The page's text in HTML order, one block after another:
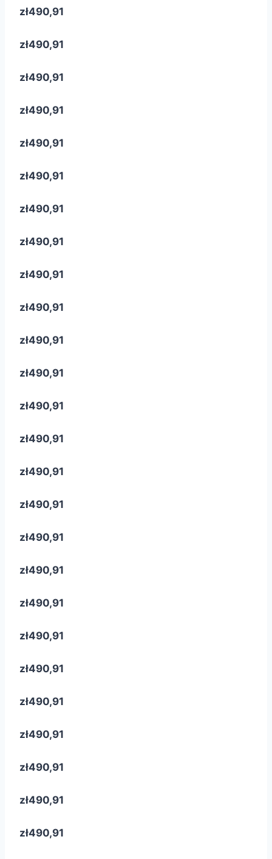
zł490,91
zł490,91
zł490,91
zł490,91
zł490,91
zł490,91
zł490,91
zł490,91
zł490,91
zł490,91
zł490,91
zł490,91
zł490,91
zł490,91
zł490,91
zł490,91
zł490,91
zł490,91
zł490,91
zł490,91
zł490,91
zł490,91
zł490,91
zł490,91
zł490,91
zł490,91